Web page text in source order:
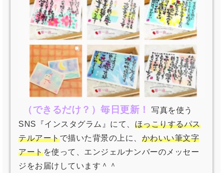
（できるだけ？）毎日更新！
写真を使う
SNS『インスタグラム』にて、 ほっこりするパス
テルアートで描いた背景の上に、 かわいい筆文字
アートを使って、エンジェルナンバーのメッセー
ジをお届けしています＾＾